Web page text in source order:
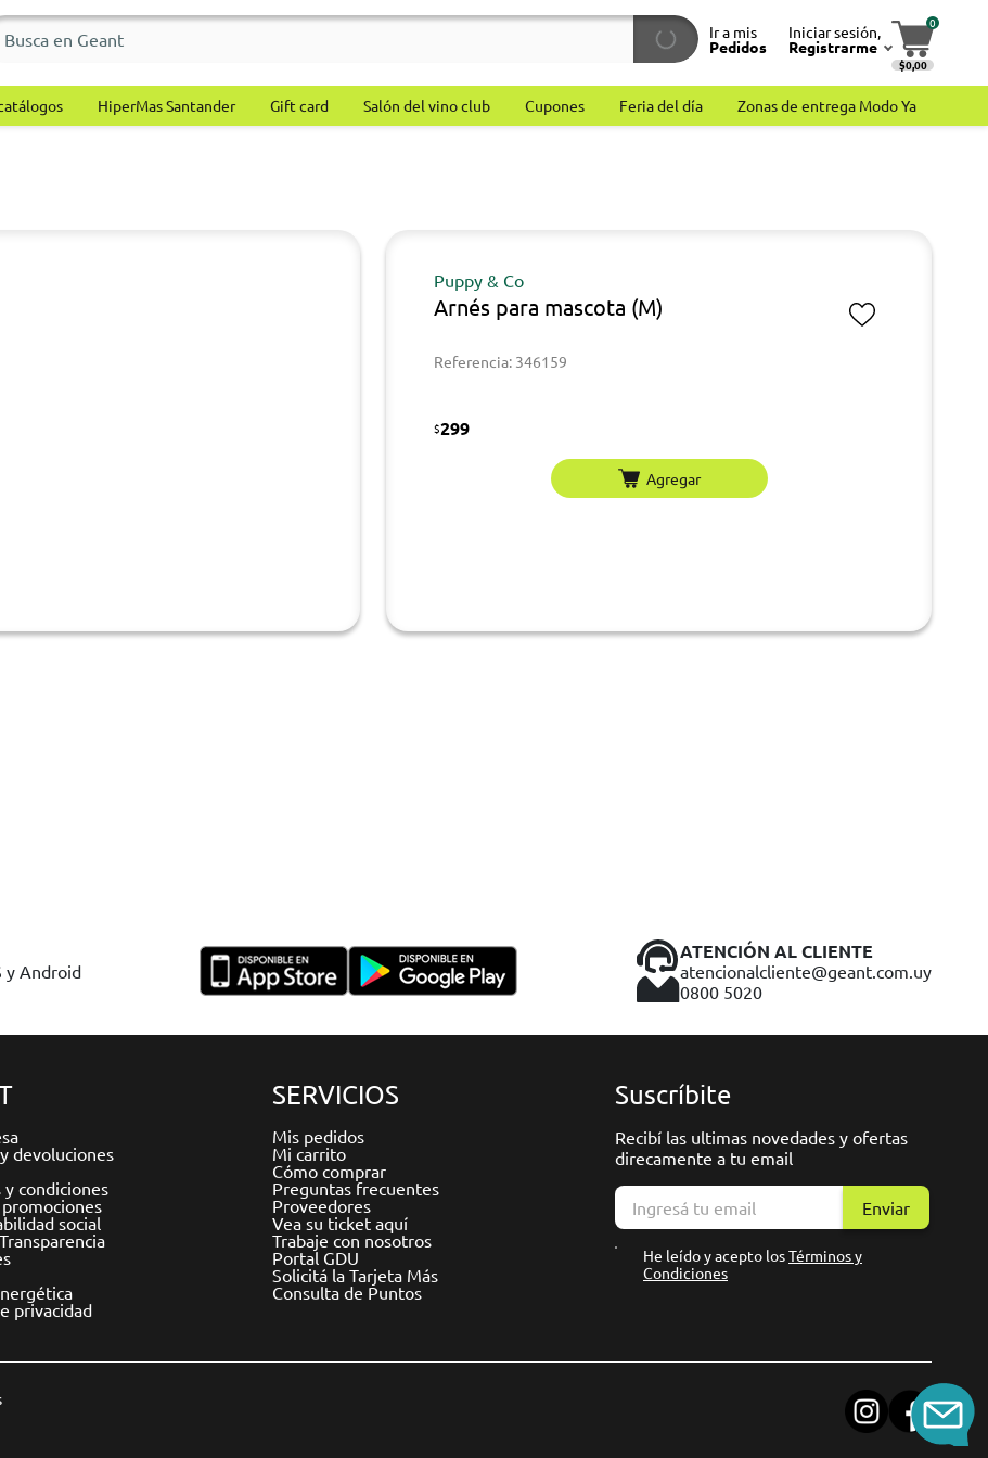
Ir a mis
Pedidos
Iniciar sesión,
Registrarme
0
$0,00
HiperMas Santander Gift card Salón del vino club Cupones Feria del día Zonas de entrega Modo Ya
Puppy & Co
Arnés para mascota (M)
Referencia: 346159
$299
Agregar
y Android
ATENCIÓN AL CLIENTE
atencionalcliente@geant.com.uy
0800 5020
devoluciones
y condiciones
promociones
social
privacidad
SERVICIOS
Mis pedidos
Mi carrito
Cómo comprar
Preguntas frecuentes
Proveedores
Vea su ticket aquí
Trabaje con nosotros
Portal GDU
Solicitá la Tarjeta Más
Consulta de Puntos
Suscríbite
Recibí las ultimas novedades y ofertas
direcamente a tu email
Enviar
He leído y acepto losTérminos y
Condiciones